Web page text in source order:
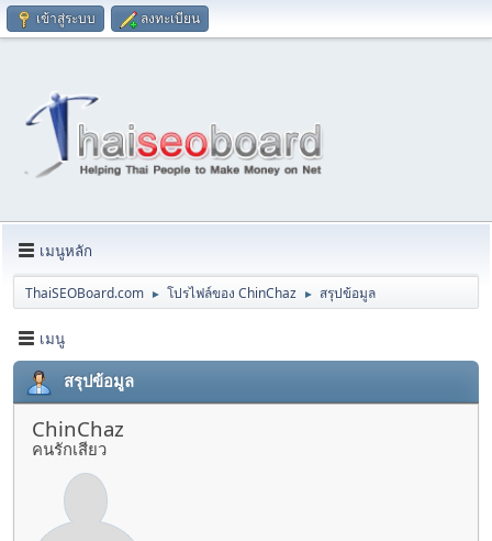
เข้าสู่ระบบ ลงทะเบียน
เมนูหลัก
ThaiSEOBoard.com ► โปรไฟล์ของ ChinChaz ► สรุปข้อมูล
เมนู
สรุปข้อมูล
ChinChaz
คนรักเสียว